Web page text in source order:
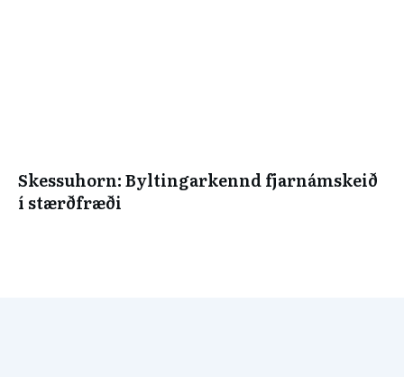
Skessuhorn: Byltingarkennd fjarnámskeið
í stærðfræði